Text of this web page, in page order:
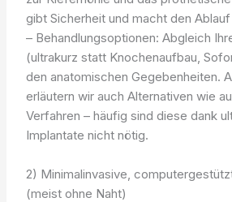
gibt Sicherheit und macht den
– Behandlungsoptionen: Abgleich
(ultrakurz statt Knochenaufbau,
den anatomischen Gegebenheiten.
erläutern wir auch Alternativen wie
Verfahren – häufig sind diese dank
Implantate nicht nötig.
2) Minimalinvasive,
(meist ohne Naht)